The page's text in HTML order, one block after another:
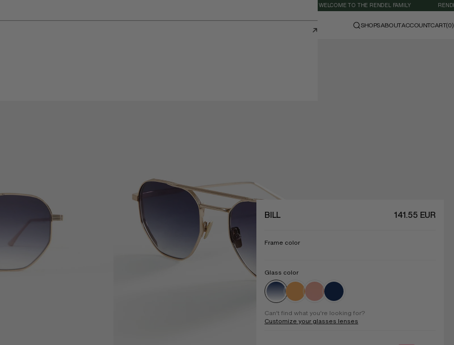
WELCOME TO THE RENDEL FAMILY RENDEL
SHOPSABOUTACCOUNTCART(0)
BILL 141.55 EUR
Frame color
Glass color
Can't find what you're looking for?
Customize your glasses lenses
Commande livrée chez vous à partir du